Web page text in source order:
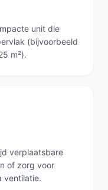
unit die
(bijvoorbeeld
m²).
verplaatsbare
of zorg voor
ventilatie.